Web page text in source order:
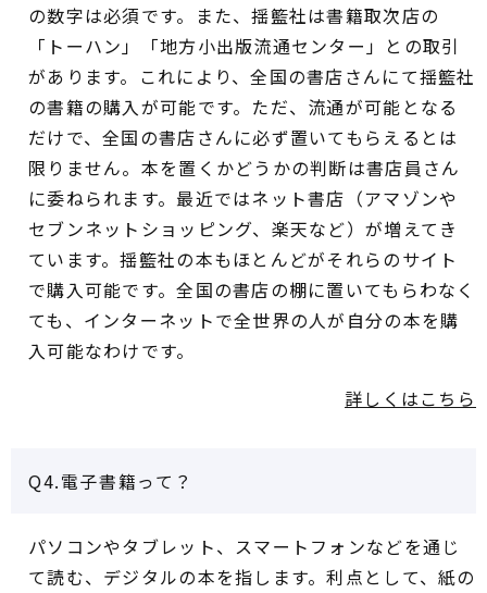
の数字は必須です。また、揺籃社は書籍取次店の
「トーハン」「地方小出版流通センター」との取引
があります。これにより、全国の書店さんにて揺籃社
の書籍の購入が可能です。ただ、流通が可能となる
だけで、全国の書店さんに必ず置いてもらえるとは
限りません。本を置くかどうかの判断は書店員さん
に委ねられます。最近ではネット書店（アマゾンや
セブンネットショッピング、楽天など）が増えてき
ています。揺籃社の本もほとんどがそれらのサイト
で購入可能です。全国の書店の棚に置いてもらわなく
ても、インターネットで全世界の人が自分の本を購
入可能なわけです。
詳しくはこちら
Q4.電子書籍って？
パソコンやタブレット、スマートフォンなどを通じ
て読む、デジタルの本を指します。利点として、紙の